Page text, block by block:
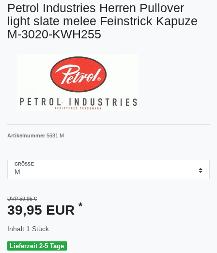
Petrol Industries Herren Pullover
light slate melee Feinstrick Kapuze
M-3020-KWH255
Artikelnummer 5681 M
GRÖSSE
UVP 59,95 €
39,95 EUR *
Inhalt 1 Stück
Lieferzeit 2-5 Tage